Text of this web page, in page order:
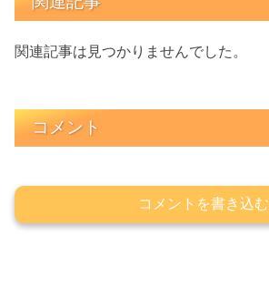
関連記事は見つかりませんでした。
コメント
コメントを書き込む